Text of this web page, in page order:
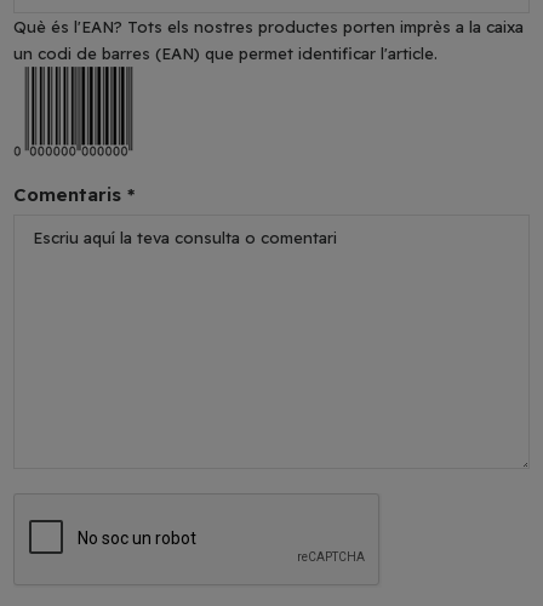
Què és l'EAN? Tots els nostres productes porten imprès a la caixa
un codi de barres (EAN) que permet identificar l'article.
Comentaris *